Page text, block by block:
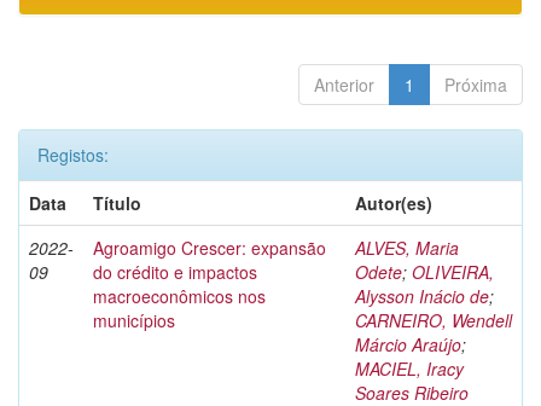
Anterior 1 Próxima
Registos:
Data
Título
Autor(es)
2022-
09
Agroamigo Crescer: expansão
do crédito e impactos
macroeconômicos nos
municípios
ALVES, Maria
Odete; OLIVEIRA,
Alysson Inácio de;
CARNEIRO, Wendell
Márcio Araújo;
MACIEL, Iracy
Soares Ribeiro